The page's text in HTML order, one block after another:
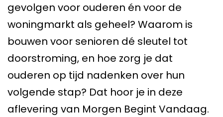
gevolgen voor ouderen én voor de
woningmarkt als geheel? Waarom is
bouwen voor senioren dé sleutel tot
doorstroming, en hoe zorg je dat
ouderen op tijd nadenken over hun
volgende stap? Dat hoor je in deze
aflevering van Morgen Begint Vandaag.